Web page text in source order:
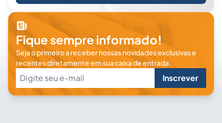
Fique sempre informado!
Seja o primeiro a receber nossas novidades exclusivas e
recentes diretamente em sua caixa de entrada.
Inscrever